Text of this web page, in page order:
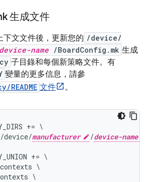
生成文件
文文件後，更新您的 /device/
device-name /BoardConfig.mk 生成
子目錄和每個新策略文件。有
變量的更多信息，請參
文件 。
+= \
device/
manufacturer /device-name
+= \
\
\